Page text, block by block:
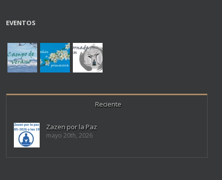
EVENTOS
Reciente
Zazen por la Paz
mayo 20th, 2026